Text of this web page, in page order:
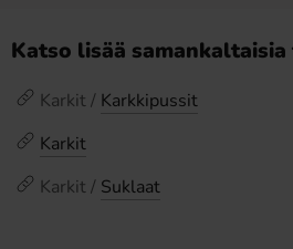
Katso lisää
Karkit / Karkkipussit
Karkit
Karkit / Suklaat